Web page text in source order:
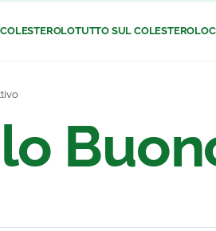
per il controllo del cole…
50+®
TUTTO SUL COLESTEROLO